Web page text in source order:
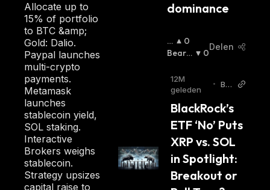
Allocate up to
15% of portfolio
to BTC &amp;
Gold: Dalio.
Paypal launches
multi-crypto
payments.
Metamask
launches
stablecoin yield,
SOL staking.
Interactive
Brokers weighs
stablecoin.
Strategy upsizes
capital raise to
dominance
B
Ul
S
H:
0
Bearis
0
Delen
12M
geleden
•
Bit
BlackRock’s
ETF ‘No’ Puts
XRP vs. SOL
in Spotlight:
Breakout or